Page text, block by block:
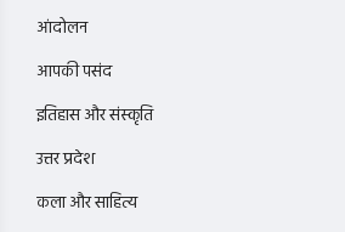
आंदोलन
आपकी पसंद
इतिहास और संस्कृति
उत्तर प्रदेश
कला और साहित्य